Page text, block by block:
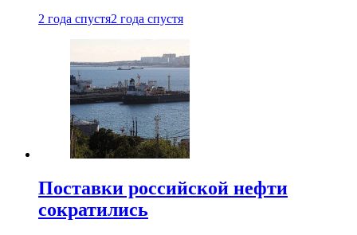
2 года спустя2 года спустя
Поставки российской нефти
сократились